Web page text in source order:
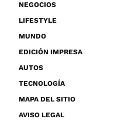
NEGOCIOS
LIFESTYLE
MUNDO
EDICIÓN IMPRESA
AUTOS
TECNOLOGÍA
MAPA DEL SITIO
AVISO LEGAL